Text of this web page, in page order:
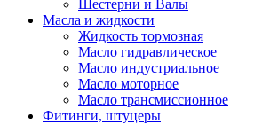
Шестерни и Валы
Масла и жидкости
Жидкость тормозная
Масло гидравлическое
Масло индустриальное
Масло моторное
Масло трансмиссионное
Фитинги, штуцеры